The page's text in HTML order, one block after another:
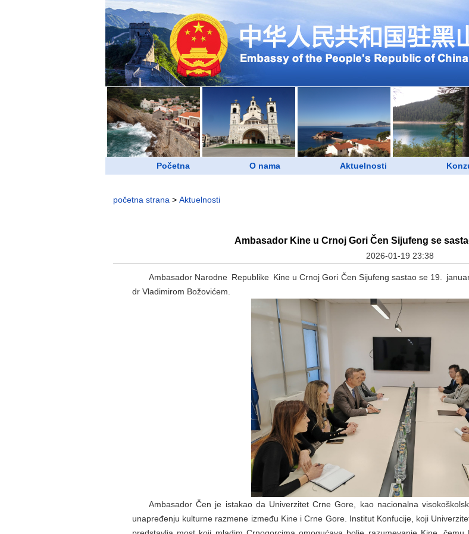
Početna O nama Aktuelnosti
početna strana > Aktuelnosti
Ambasador Kine u Crnoj Gori Čen Sijufeng se
2026-01-19 23:38
Ambasador Narodne Republike Kine u Crnoj Gori Čen Sijufeng sastao se 19.
dr Vladimirom Božovićem.
Ambasador Čen je istakao da Univerzitet Crne Gore, kao nacionalna
unapređenju kulturne razmene između Kine i Crne Gore. Institut Konfucije, koji